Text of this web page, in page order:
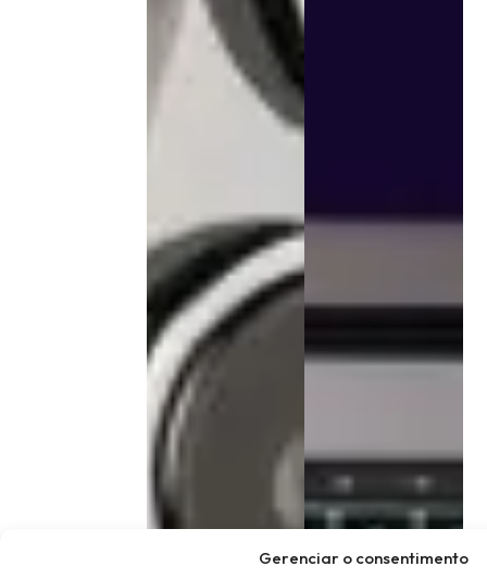
Gerenciar o consentimento